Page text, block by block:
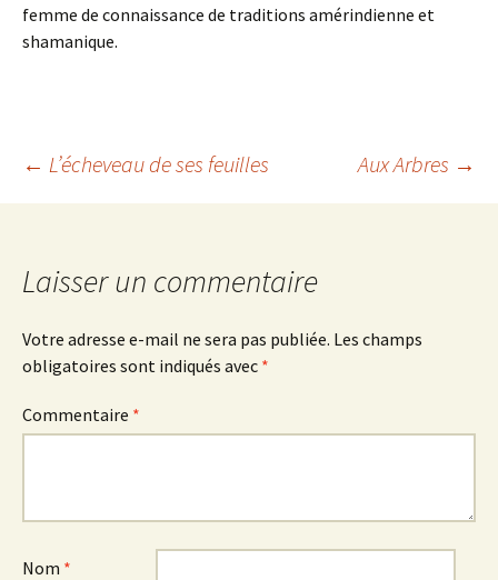
femme de connaissance de traditions amérindienne et
shamanique.
Navigation
articles
← L’écheveau de ses feuilles Aux Arbres →
Laisser un commentaire
Votre adresse e-mail ne sera pas publiée. Les champs
obligatoires sont indiqués avec *
Commentaire *
Nom *